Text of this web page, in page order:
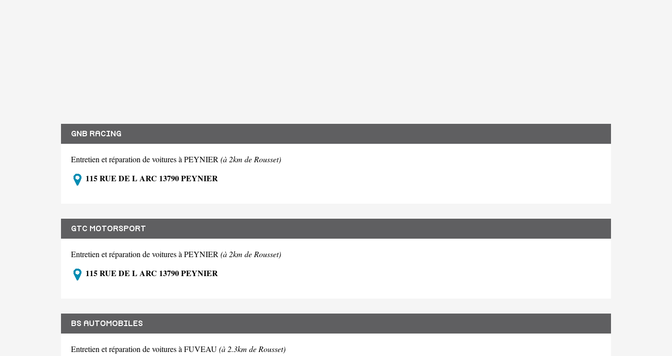
GNB RACING
Entretien et réparation de voitures à PEYNIER(à 2km de Rousset)
115 RUE DE L ARC 13790 PEYNIER
GTC MOTORSPORT
Entretien et réparation de voitures à PEYNIER (à 2km de Rousset)
115 RUE DE L ARC 13790 PEYNIER
BS AUTOMOBILES
Entretien et réparation de voitures à FUVEAU(à 2.3km de Rousset)